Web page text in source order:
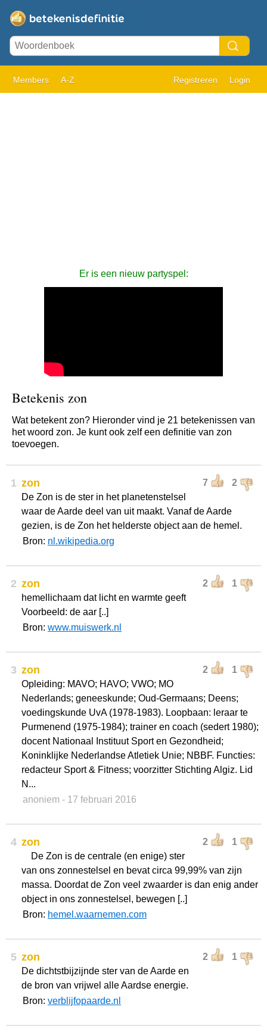
Members A-Z Registreren Login
Er is een nieuw partyspel:
Betekenis zon
Wat betekent zon? Hieronder vind je 21 betekenissen van
het woord zon. Je kunt ook zelf een definitie van zon
toevoegen.
1 7 2
zon
De Zon is de ster in het planetenstelsel
waar de Aarde deel van uit maakt. Vanaf de Aarde
gezien, is de Zon het helderste object aan de hemel.
Bron: nl.wikipedia.org
2 2 1
zon
hemellichaam dat licht en warmte geeft
Voorbeeld: de aar [..]
Bron: www.muiswerk.nl
3 2 1
zon
Opleiding: MAVO; HAVO; VWO; MO
Nederlands; geneeskunde; Oud-Germaans; Deens;
voedingskunde UvA (1978-1983). Loopbaan: leraar te
Purmenend (1975-1984); trainer en coach (sedert 1980);
docent Nationaal Instituut Sport en Gezondheid;
Koninklijke Nederlandse Atletiek Unie; NBBF. Functies:
redacteur Sport & Fitness; voorzitter Stichting Algiz. Lid
N...
anoniem - 17 februari 2016
4 2 1
zon
De Zon is de centrale (en enige) ster
van ons zonnestelsel en bevat circa 99,99% van zijn
massa. Doordat de Zon veel zwaarder is dan enig ander
object in ons zonnestelsel, bewegen [..]
Bron: hemel.waarnemen.com
5 2 1
zon
De dichtstbijzijnde ster van de Aarde en
de bron van vrijwel alle Aardse energie.
Bron: verblijfopaarde.nl